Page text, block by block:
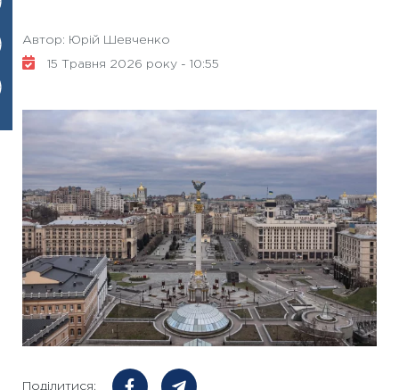
Автор: Юрій Шевченко
15 Травня 2026 року - 10:55
Поділитися: